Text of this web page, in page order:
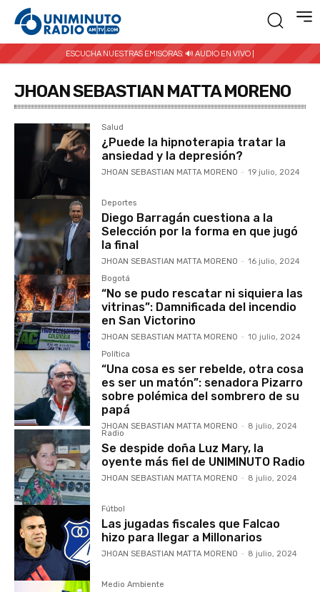
ESCUCHA NUESTRAS EMISORAS: 🔊 AUDIO EN VIVO |
JHOAN SEBASTIAN MATTA MORENO
Salud
¿Puede la hipnoterapia tratar la
ansiedad y la depresión?
JHOAN SEBASTIAN MATTA MORENO - 19 julio, 2024
Deportes
Diego Barragán cuestiona a la
Selección por la forma en que jugó
la final
JHOAN SEBASTIAN MATTA MORENO - 16 julio, 2024
Bogotá
“No se pudo rescatar ni siquiera las
vitrinas”: Damnificada del incendio
en San Victorino
JHOAN SEBASTIAN MATTA MORENO - 10 julio, 2024
Política
“Una cosa es ser rebelde, otra cosa
es ser un matón”: senadora Pizarro
sobre polémica del sombrero de su
papá
JHOAN SEBASTIAN MATTA MORENO - 8 julio, 2024
Radio
Se despide doña Luz Mary, la
oyente más fiel de UNIMINUTO Radio
JHOAN SEBASTIAN MATTA MORENO - 8 julio, 2024
Fútbol
Las jugadas fiscales que Falcao
hizo para llegar a Millonarios
JHOAN SEBASTIAN MATTA MORENO - 8 julio, 2024
Medio Ambiente